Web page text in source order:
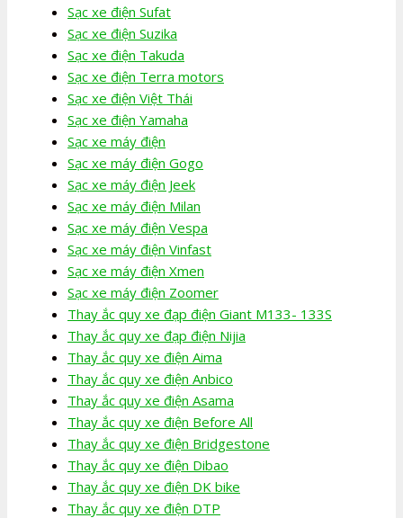
Sạc xe điện Sufat
Sạc xe điện Suzika
Sạc xe điện Takuda
Sạc xe điện Terra motors
Sạc xe điện Việt Thái
Sạc xe điện Yamaha
Sạc xe máy điện
Sạc xe máy điện Gogo
Sạc xe máy điện Jeek
Sạc xe máy điện Milan
Sạc xe máy điện Vespa
Sạc xe máy điện Vinfast
Sạc xe máy điện Xmen
Sạc xe máy điện Zoomer
Thay ắc quy xe đạp điện Giant M133- 133S
Thay ắc quy xe đạp điện Nijia
Thay ắc quy xe điện Aima
Thay ắc quy xe điện Anbico
Thay ắc quy xe điện Asama
Thay ắc quy xe điện Before All
Thay ắc quy xe điện Bridgestone
Thay ắc quy xe điện Dibao
Thay ắc quy xe điện DK bike
Thay ắc quy xe điện DTP